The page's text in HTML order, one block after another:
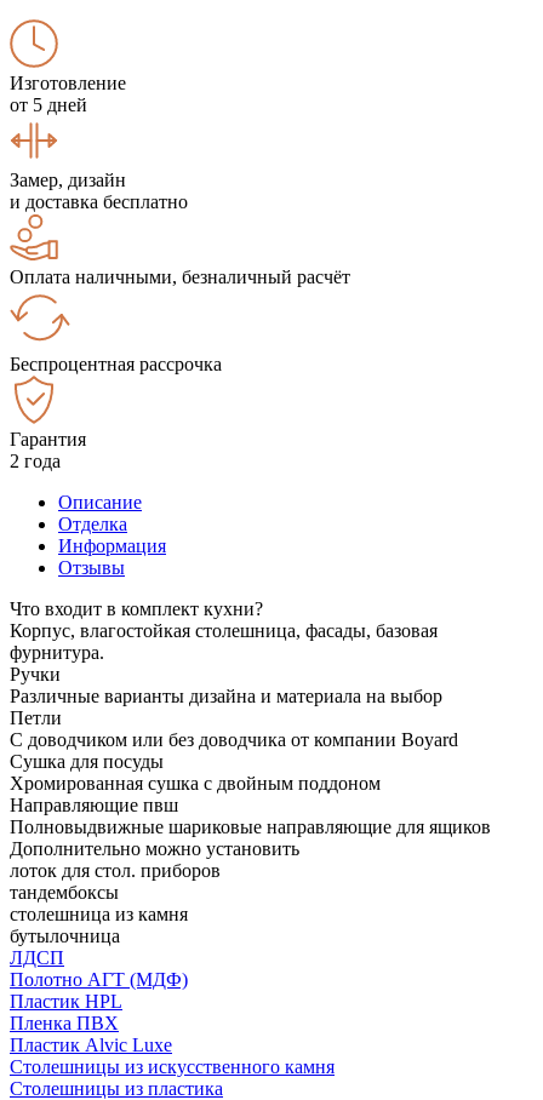
Изготовление
от 5 дней
Замер, дизайн
и доставка бесплатно
Оплата наличными, безналичный расчёт
Беспроцентная рассрочка
Гарантия
2 года
Описание
Отделка
Информация
Отзывы
Что входит в комплект кухни?
Корпус, влагостойкая столешница, фасады, базовая
фурнитура.
Ручки
Различные варианты дизайна и материала на выбор
Петли
С доводчиком или без доводчика от компании Boyard
Сушка для посуды
Хромированная сушка с двойным поддоном
Направляющие пвш
Полновыдвижные шариковые направляющие для ящиков
Дополнительно можно установить
лоток для стол. приборов
тандембоксы
столешница из камня
бутылочница
ЛДСП
Полотно АГТ (МДФ)
Пластик HPL
Пленка ПВХ
Пластик Alvic Luxe
Столешницы из искусственного камня
Столешницы из пластика